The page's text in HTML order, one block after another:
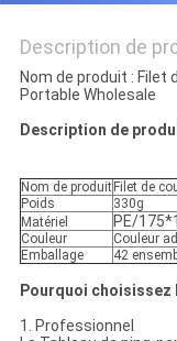
PRIVACY
POLICY
Description de
Nom de produit : Filet
Portable Wholesale
Description de
Nom de produit Filet de
Poids
330g
Matériel
PE/
Couleur
Couleur
Emballage
42
Pourquoi choisissez
1. Professionnel